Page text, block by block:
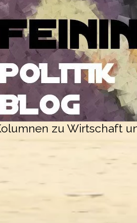
zu Wirtschaft